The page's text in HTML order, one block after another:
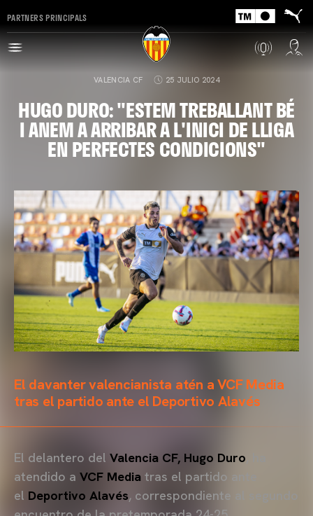
PARTNERS PRINCIPALS
VALENCIA CF 25 JULIO 2024
HUGO DURO: "ESTEM TREBALLANT BÉ
I ANEM A ARRIBAR A L'INICI DE LLIGA
EN PERFECTES CONDICIONS"
El davanter valencianista atén a VCF Media
tras el partido ante el Deportivo Alavés
El delantero del Valencia CF, Hugo Duro
atendido a VCF Media tras el partido ante
el Deportivo Alavés, correspondiente al segundo